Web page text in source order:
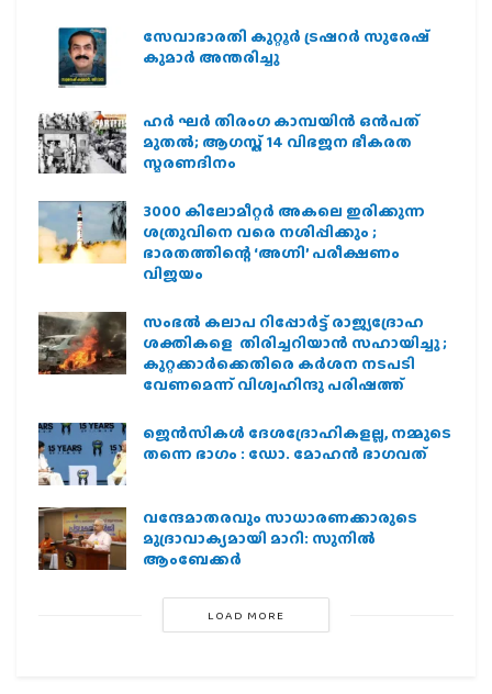
സേവാഭാരതി കുറ്റൂർ ട്രഷറർ സുരേഷ്
കുമാർ അന്തരിച്ചു
ഹര്‍ ഘര്‍ തിരംഗ കാമ്പയിന്‍ ഒന്‍പത്
മുതല്‍; ആഗസ്ത് 14 വിഭജന ഭീകരത
സ്മരണദിനം
3000 കിലോമീറ്റർ അകലെ ഇരിക്കുന്ന
ശത്രുവിനെ വരെ നശിപ്പിക്കും ;
ഭാരതത്തിന്റെ ‘അഗ്നി’ പരീക്ഷണം
വിജയം
സംഭൽ കലാപ റിപ്പോർട്ട് രാജ്യദ്രോഹ
ശക്തികളെ തിരിച്ചറിയാൻ സഹായിച്ചു ;
കുറ്റക്കാർക്കെതിരെ കർശന നടപടി
വേണമെന്ന് വിശ്വഹിന്ദു പരിഷത്ത്
ജെന്‍സികള്‍ ദേശദ്രോഹികളല്ല, നമ്മുടെ
തന്നെ ഭാഗം : ഡോ. മോഹന്‍ ഭാഗവത്
വന്ദേമാതരവും സാധാരണക്കാരുടെ
മുദ്രാവാക്യമായി മാറി: സുനിൽ
ആംബേക്കർ
LOAD MORE